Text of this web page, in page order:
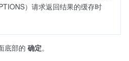
）请求返回结果的缓存时
底部的 确定。